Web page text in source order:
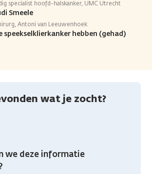
specialist hoofd-halskanker, UMC Utrecht
Smeele
Antoni van Leeuwenhoek
speekselklierkanker hebben (gehad)
wat je zocht?
we deze informatie